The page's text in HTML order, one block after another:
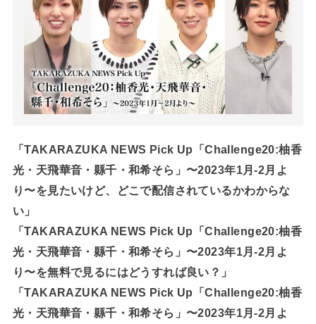
「TAKARAZUKA NEWS Pick Up「Challenge20:柚香
光・天飛華音・縣千・和希そら」〜2023年1月-2月よ
り〜を見たいけど、どこで配信されているかわからな
い」
「TAKARAZUKA NEWS Pick Up「Challenge20:柚香
光・天飛華音・縣千・和希そら」〜2023年1月-2月よ
り〜を無料で見るにはどうすれば良い？」
「TAKARAZUKA NEWS Pick Up「Challenge20:柚香
光・天飛華音・縣千・和希そら」〜2023年1月-2月よ